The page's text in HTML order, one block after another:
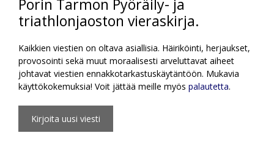
Porin Tarmon Pyöräily- ja
triathlonjaoston vieraskirja.
Kaikkien viestien on oltava asiallisia. Häiriköinti, herjaukset,
provosointi sekä muut moraalisesti arveluttavat aiheet
johtavat viestien ennakkotarkastuskäytäntöön. Mukavia
käyttökokemuksia! Voit jättää meille myös palautetta.